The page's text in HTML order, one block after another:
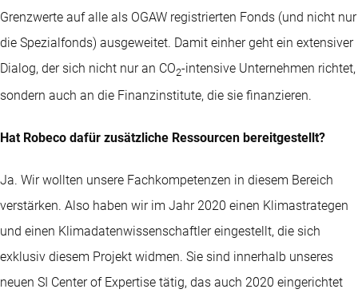
Grenzwerte auf alle als OGAW registrierten Fonds (und nicht nur
die Spezialfonds) ausgeweitet. Damit einher geht ein extensiver
Dialog, der sich nicht nur an CO2-intensive Unternehmen richtet,
sondern auch an die Finanzinstitute, die sie finanzieren.
Hat Robeco dafür zusätzliche Ressourcen bereitgestellt?
Ja. Wir wollten unsere Fachkompetenzen in diesem Bereich
verstärken. Also haben wir im Jahr 2020 einen Klimastrategen
und einen Klimadatenwissenschaftler eingestellt, die sich
exklusiv diesem Projekt widmen. Sie sind innerhalb unseres
neuen SI Center of Expertise tätig, das auch 2020 eingerichtet